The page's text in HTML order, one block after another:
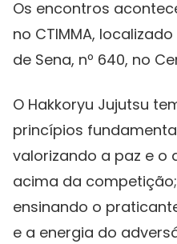
Os encontros
no CTIMMA,
de Sena, nº 640, no
O Hakkoryu Jujutsu
princípios
valorizando a paz e o
acima da
ensinando o
e a energia do